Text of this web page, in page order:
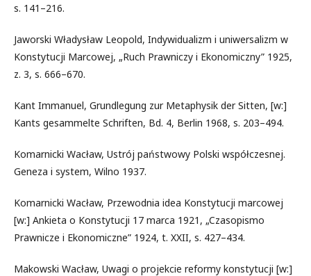
s. 141–216.
Jaworski Władysław Leopold, Indywidualizm i uniwersalizm w
Konstytucji Marcowej, „Ruch Prawniczy i Ekonomiczny” 1925,
z. 3, s. 666–670.
Kant Immanuel, Grundlegung zur Metaphysik der Sitten, [w:]
Kants gesammelte Schriften, Bd. 4, Berlin 1968, s. 203–494.
Komarnicki Wacław, Ustrój państwowy Polski współczesnej.
Geneza i system, Wilno 1937.
Komarnicki Wacław, Przewodnia idea Konstytucji marcowej
[w:] Ankieta o Konstytucji 17 marca 1921, „Czasopismo
Prawnicze i Ekonomiczne” 1924, t. XXII, s. 427–434.
Makowski Wacław, Uwagi o projekcie reformy konstytucji [w:]